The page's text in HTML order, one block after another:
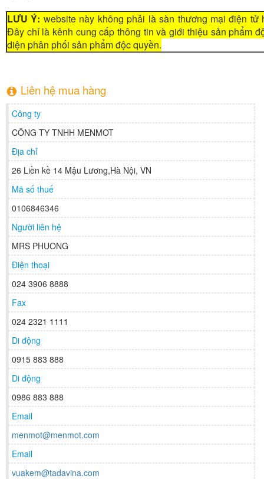
LƯU Ý: website này không phải là sàn thương mại điện tử
Đây chỉ là kênh cung cấp thông tin và giới thiệu sản phẩm
diện phân phối sản phẩm độc quyền.
Liên hệ mua hàng
Công ty
CÔNG TY TNHH MENMOT
Địa chỉ
26 Liền kề 14 Mậu Lương,Hà Nội, VN
Mã số thuế
0106846346
Người liên hệ
MRS PHUONG
Điện thoại
024 3906 8888
Fax
024 2321 1111
Di động
0915 883 888
Di động
0986 883 888
Email
menmot@menmot.com
Email
vuakem@tadavina.com